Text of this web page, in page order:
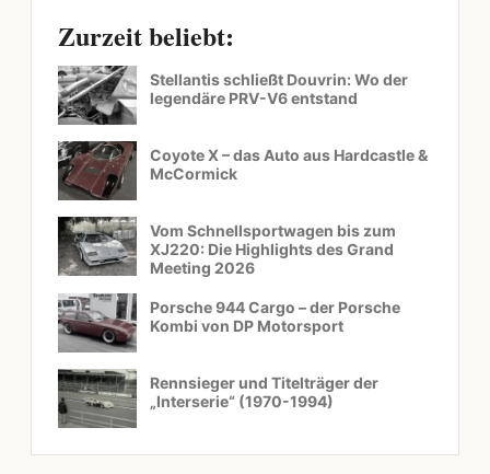
Zurzeit beliebt:
Stellantis schließt Douvrin: Wo der
legendäre PRV-V6 entstand
Coyote X – das Auto aus Hardcastle &
McCormick
Vom Schnellsportwagen bis zum
XJ220: Die Highlights des Grand
Meeting 2026
Porsche 944 Cargo – der Porsche
Kombi von DP Motorsport
Rennsieger und Titelträger der
„Interserie“ (1970-1994)